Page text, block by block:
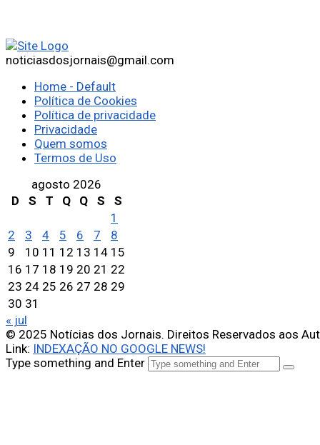
noticiasdosjornais@gmail.com
Home - Default
Política de Cookies
Política de privacidade
Privacidade
Quem somos
Termos de Uso
agosto 2026
D
S T Q Q S
S
1
2
3 4 5 6 7
8
9
10 11 12 13 14 15
16 17 18 19 20 21 22
23 24 25 26 27 28 29
30 31
« jul
© 2025 Notícias dos Jornais. Direitos Reservados aos
Link: INDEXAÇÃO NO GOOGLE NEWS!
Type something and Enter